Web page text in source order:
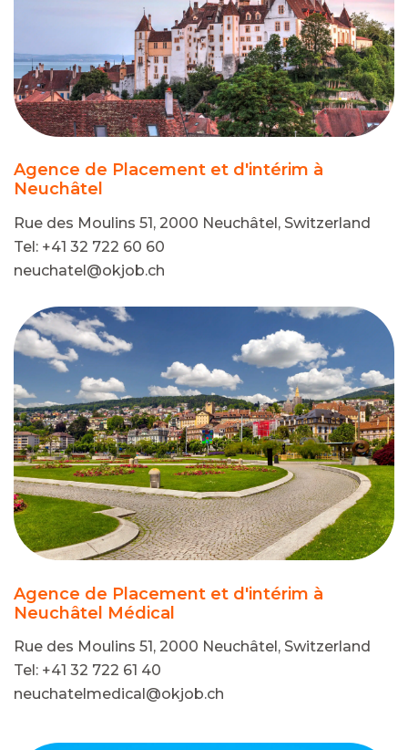
Agence de Placement et d'intérim à
Neuchâtel
Rue des Moulins 51, 2000 Neuchâtel, Switzerland
Tel: +41 32 722 60 60
neuchatel@okjob.ch
Agence de Placement et d'intérim à
Neuchâtel Médical
Rue des Moulins 51, 2000 Neuchâtel, Switzerland
Tel: +41 32 722 61 40
neuchatelmedical@okjob.ch